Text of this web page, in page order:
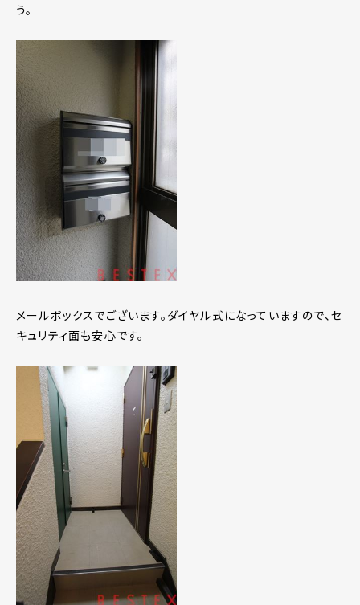
う。
メールボックスでございます。ダイヤル式になっていますので、セ
キュリティ面も安心です。